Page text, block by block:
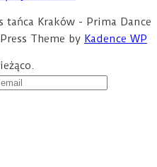
Kraków - Prima Dance
Theme by Kadence WP